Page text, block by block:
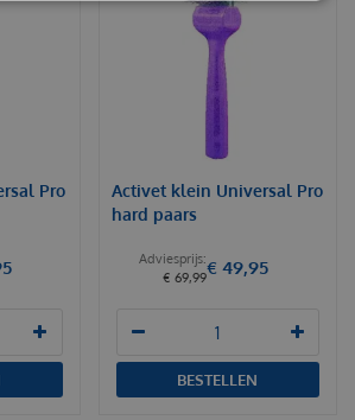
Pro
Activet klein Universal Pro
hard paars
€ 69,99€ 49,95
BESTELLEN